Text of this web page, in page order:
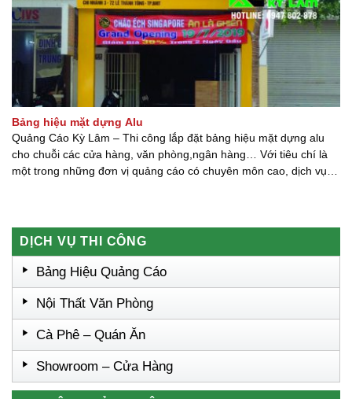
Bảng hiệu mặt dựng Alu
Quảng Cáo Kỳ Lâm – Thi công lắp đặt bảng hiệu mặt dựng alu
cho chuỗi các cửa hàng, văn phòng,ngân hàng… Với tiêu chí là
một trong những đơn vị quảng cáo có chuyên môn cao, dịch vụ
DỊCH VỤ THI CÔNG
Bảng Hiệu Quảng Cáo
Nội Thất Văn Phòng
Cà Phê – Quán Ăn
Showroom – Cửa Hàng